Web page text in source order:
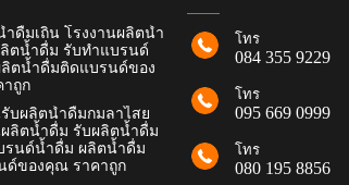
ำดื่มเถิน โรงงานผลิตน้ำ
ตน้ำดื่ม รับทำแบรนด์
ตน้ำดื่มติดแบรนด์ของ
ถูก
รับผลิตน้ำดื่มกมลาไสย
ผลิตน้ำดื่ม รับผลิตน้ำดื่ม
รนด์น้ำดื่ม ผลิตน้ำดื่ม
ด์ของคุณ ราคาถูก
โทร
084 355 9229
โทร
095 669 0999
โทร
080 195 8856